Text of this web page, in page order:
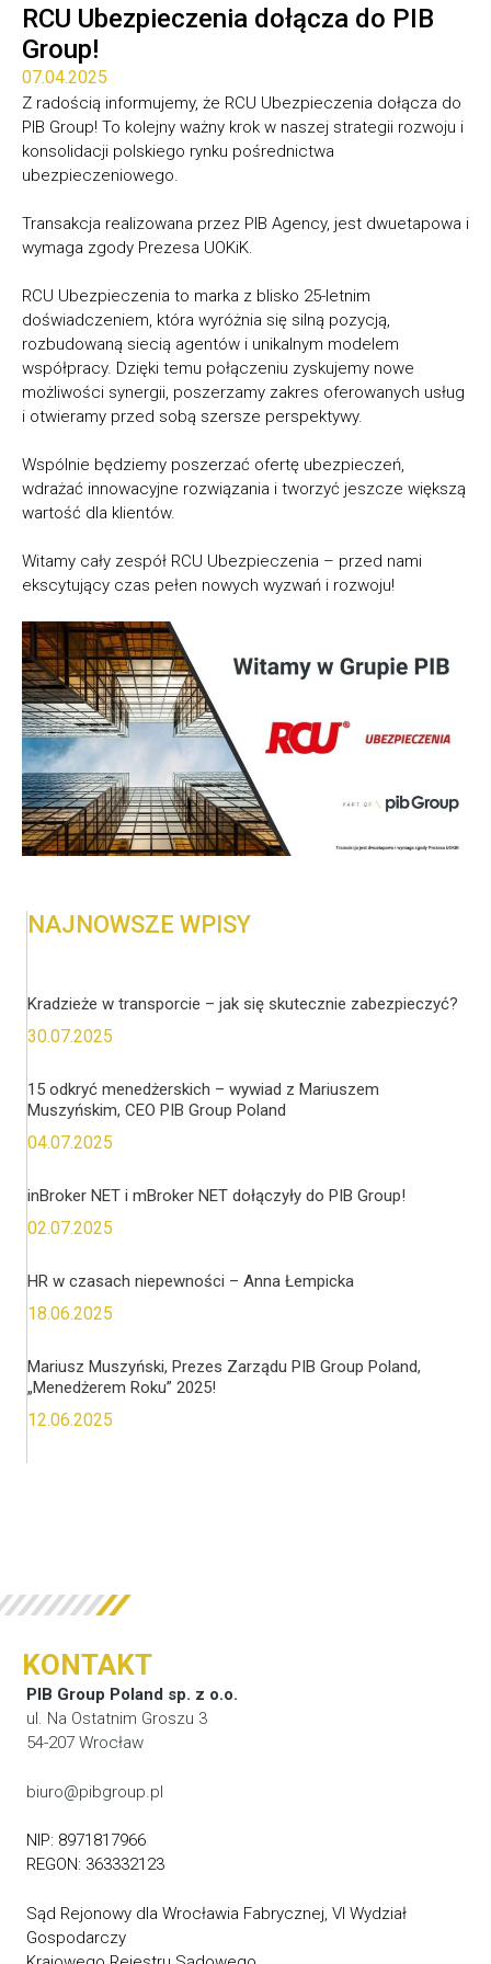
RCU Ubezpieczenia dołącza do PIB
Group!
07.04.2025
Z radością informujemy, że RCU Ubezpieczenia dołącza do
PIB Group! To kolejny ważny krok w naszej strategii rozwoju i
konsolidacji polskiego rynku pośrednictwa
ubezpieczeniowego.
Transakcja realizowana przez PIB Agency, jest dwuetapowa i
wymaga zgody Prezesa UOKiK.
RCU Ubezpieczenia to marka z blisko 25-letnim
doświadczeniem, która wyróżnia się silną pozycją,
rozbudowaną siecią agentów i unikalnym modelem
współpracy. Dzięki temu połączeniu zyskujemy nowe
możliwości synergii, poszerzamy zakres oferowanych usług
i otwieramy przed sobą szersze perspektywy.
Wspólnie będziemy poszerzać ofertę ubezpieczeń,
wdrażać innowacyjne rozwiązania i tworzyć jeszcze większą
wartość dla klientów.
Witamy cały zespół RCU Ubezpieczenia – przed nami
ekscytujący czas pełen nowych wyzwań i rozwoju!
NAJNOWSZE WPISY
Kradzieże w transporcie – jak się skutecznie zabezpieczyć?
30.07.2025
15 odkryć menedżerskich – wywiad z Mariuszem
Muszyńskim, CEO PIB Group Poland
04.07.2025
inBroker NET i mBroker NET dołączyły do PIB Group!
02.07.2025
HR w czasach niepewności – Anna Łempicka
18.06.2025
Mariusz Muszyński, Prezes Zarządu PIB Group Poland,
„Menedżerem Roku” 2025!
12.06.2025
KONTAKT
PIB Group Poland sp. z o.o.
ul. Na Ostatnim Groszu 3
54-207 Wrocław
biuro@pibgroup.pl
NIP: 8971817966
REGON: 363332123
Sąd Rejonowy dla Wrocławia Fabrycznej, VI Wydział
Gospodarczy